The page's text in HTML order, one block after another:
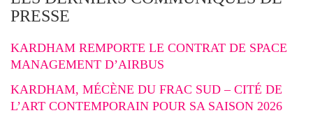
PRESSE
KARDHAM REMPORTE LE CONTRAT DE SPACE
MANAGEMENT D’AIRBUS
KARDHAM, MÉCÈNE DU FRAC SUD – CITÉ DE
L’ART CONTEMPORAIN POUR SA SAISON 2026